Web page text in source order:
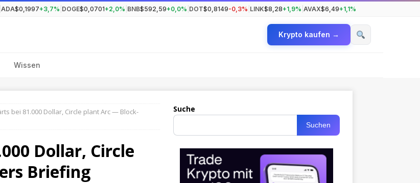
ADA$0,1997+3,7% DOGE$0,0701+2,0% BNB$592,59+0,0% DOT$0,8149-0,3% LINK$8,28+1,9% AVAX$6,49+1,1%
Krypto kaufen →
Wissen
bei 81.000 Dollar, Circle plant Arc — Block-
Dollar, Circle
Briefing
Suche
Suchen